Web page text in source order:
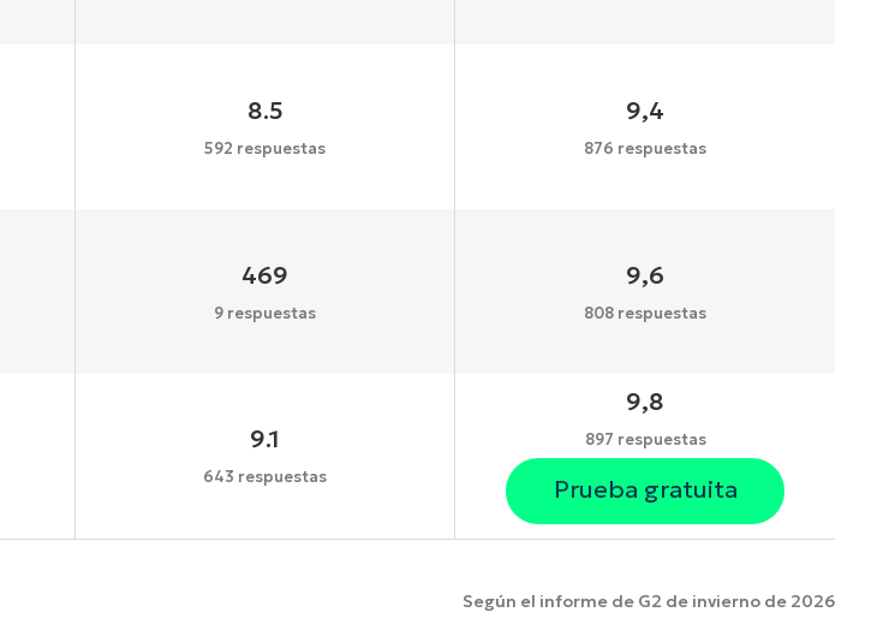
8.5
592 respuestas
9,4
876 respuestas
469
9 respuestas
9,6
808 respuestas
9.1
643 respuestas
9,8
897 respuestas
Prueba gratuita
Según el informe de G2 de invierno de 2026